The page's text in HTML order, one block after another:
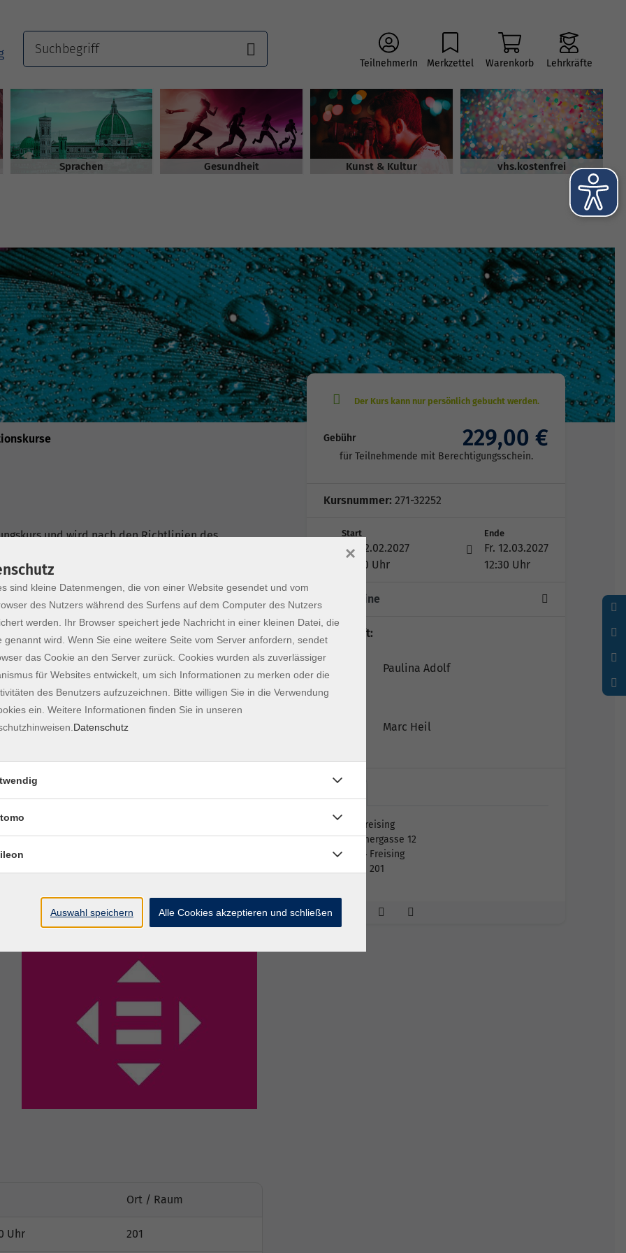
TeilnehmerIn Merkzettel Warenkorb Lehrkräfte
Sprachen Gesundheit Kunst & Kultur vhs.kostenfrei
und wird nach den Richtlinien des
dem Gemeinsamen Europäischen
Unterricht statt. Der Unterricht an Feiertagen
390 EUR (Zahlung in 2 Raten möglich) für
möglich. Bitte kommen Sie während
Freitag von 10 bis 12 Uhr sowie Donnerstag von
an
die Integration in Gesellschaft und Arbeitsmarkt,
Ort / Raum
Uhr 201
Gebühr 229,00 €
für Teilnehmende mit Berechtigungsschein.
Kursnummer: 271-32252
Start
Di. 02.02.2027
08:30 Uhr
Ende
Fr. 12.03.2027
12:30 Uhr
20 Termine
Lehrkraft:
Paulina Adolf
Marc Heil
vhs Freising
Kammergasse 12
85354 Freising
Raum 201
sind kleine Datenmengen, die von einer Website gesendet und vom
des Nutzers während des Surfens auf dem Computer des Nutzers
werden. Ihr Browser speichert jede Nachricht in einer kleinen Datei, die
genannt wird. Wenn Sie eine weitere Seite vom Server anfordern, sendet
das Cookie an den Server zurück. Cookies wurden als zuverlässiger
für Websites entwickelt, um sich Informationen zu merken oder die
des Benutzers aufzuzeichnen. Bitte willigen Sie in die Verwendung
ein. Weitere Informationen finden Sie in unseren
Datenschutz
×
Auswahl speichern Alle Cookies akzeptieren und schließen